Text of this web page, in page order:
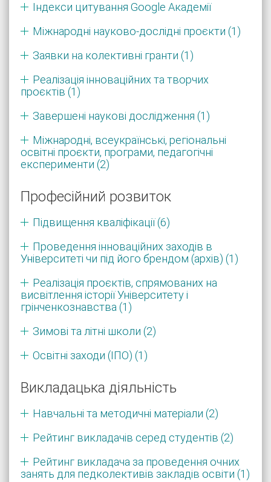
Індекси цитування Google Академії
Міжнародні науково-дослідні проєкти (1)
Заявки на колективні гранти (1)
Реалізація інноваційних та творчих
проєктів (1)
Завершені наукові дослідження (1)
Міжнародні, всеукраїнські, регіональні
освітні проєкти, програми, педагогічні
експерименти (2)
Професійний розвиток
Підвищення кваліфікації (6)
Проведення інноваційних заходів в
Університеті чи під його брендом (архів) (1)
Реалізація проєктів, спрямованих на
висвітлення історії Університету і
грінченкознавства (1)
Зимові та літні школи (2)
Освітні заходи (ІПО) (1)
Викладацька діяльність
Навчальні та методичні матеріали (2)
Рейтинг викладачів серед студентів (2)
Рейтинг викладача за проведення очних
занять для педколективів закладів освіти (1)